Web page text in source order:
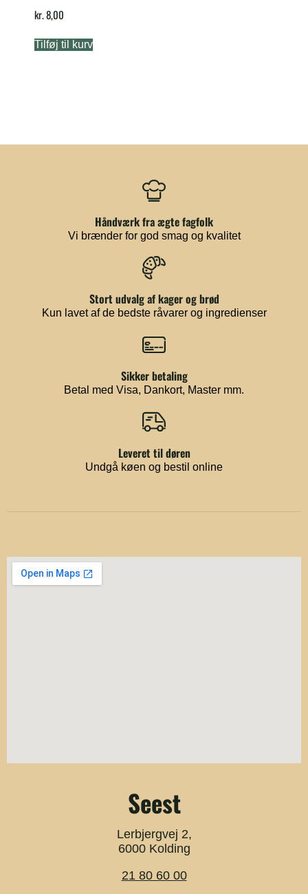
kr.8,00
Tilføj til kurv
Håndværk fra ægte fagfolk
Vi brænder for god smag og kvalitet
Stort udvalg af kager og brød
Kun lavet af de bedste råvarer og ingredienser
Sikker betaling
Betal med Visa, Dankort, Master mm.
Leveret til døren
Undgå køen og bestil online
Seest
Lerbjergvej 2,
6000 Kolding
21 80 60 00